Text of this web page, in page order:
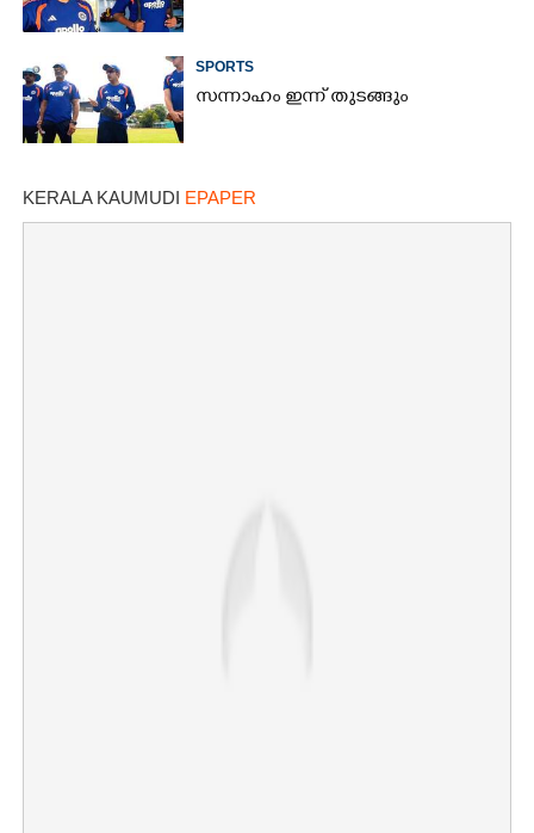
SPORTS
സന്നാഹം ഇന്ന് തുടങ്ങും
KERALA KAUMUDI EPAPER